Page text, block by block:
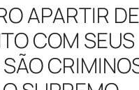
APARTIR DE
COM SEUS